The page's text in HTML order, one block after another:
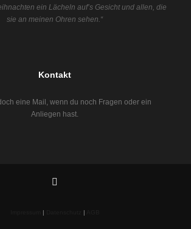
ein Lächeln auf’s Gesicht und allen, die
sie an meinen Ohren sehen.“
Kontakt
eine Mail, wenn du noch Fragen oder ein
Anliegen hast.
| |